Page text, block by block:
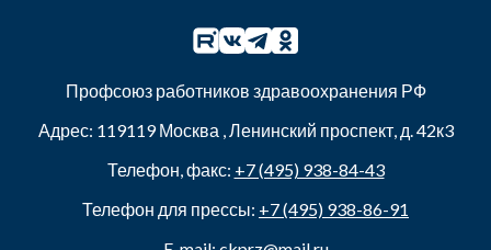
Профсоюз работников здравоохранения РФ
Адрес: 119119Москва ,Ленинский проспект, д. 42к3
Телефон, факс: +7 (495) 938-84-43
Телефон для прессы: +7 (495) 938-86-91